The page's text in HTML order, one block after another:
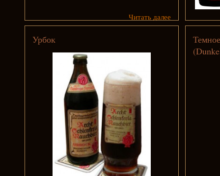
Читать далее
Урбок